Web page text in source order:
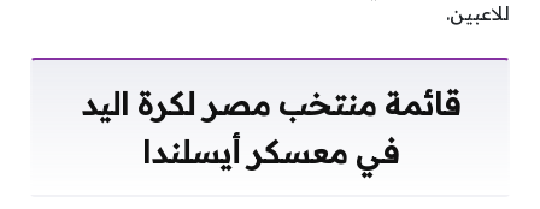
للاعبين.
قائمة منتخب مصر لكرة اليد
في معسكر أيسلندا